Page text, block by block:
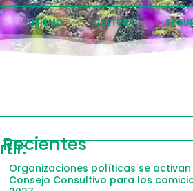
TURISMO CULTURA
Recientes
Organizaciones políticas se activan
Consejo Consultivo para los